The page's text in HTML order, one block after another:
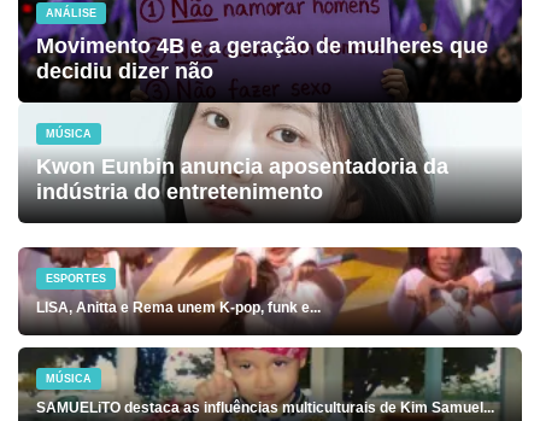
ANÁLISE
Movimento 4B e a geração de mulheres que
decidiu dizer não
MÚSICA
Kwon Eunbin anuncia aposentadoria da
indústria do entretenimento
ESPORTES
LISA, Anitta e Rema unem K-pop, funk e...
MÚSICA
SAMUELiTO destaca as influências multiculturais de Kim Samuel...